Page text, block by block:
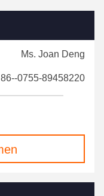
Ms. Joan Deng
86--0755-89458220